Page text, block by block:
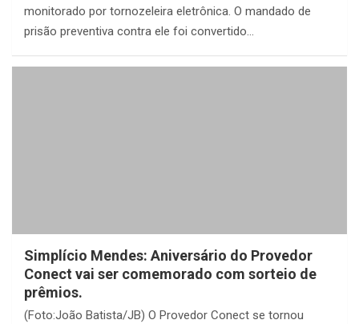
monitorado por tornozeleira eletrônica. O mandado de
prisão preventiva contra ele foi convertido…
Simplício Mendes: Aniversário do Provedor
Conect vai ser comemorado com sorteio de
prêmios.
(Foto:João Batista/JB) O Provedor Conect se tornou